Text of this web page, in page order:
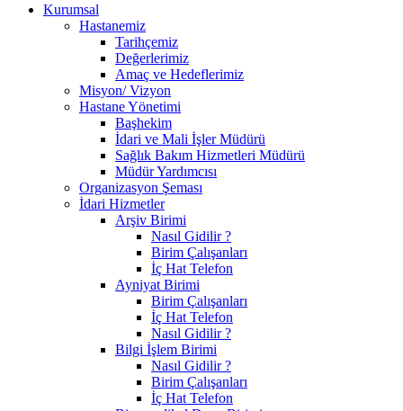
Kurumsal
Hastanemiz
Tarihçemiz
Değerlerimiz
Amaç ve Hedeflerimiz
Misyon/ Vizyon
Hastane Yönetimi
Başhekim
İdari ve Mali İşler Müdürü
Sağlık Bakım Hizmetleri Müdürü
Müdür Yardımcısı
Organizasyon Şeması
İdari Hizmetler
Arşiv Birimi
Nasıl Gidilir ?
Birim Çalışanları
İç Hat Telefon
Ayniyat Birimi
Birim Çalışanları
İç Hat Telefon
Nasıl Gidilir ?
Bilgi İşlem Birimi
Nasıl Gidilir ?
Birim Çalışanları
İç Hat Telefon